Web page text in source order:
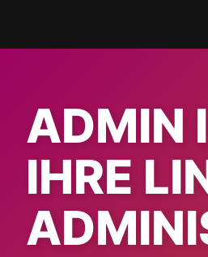
springen
ADMIN
IHRE